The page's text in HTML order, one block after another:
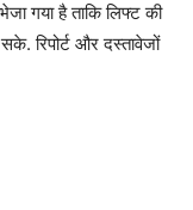
गया है ताकि लिफ्ट की
रिपोर्ट और दस्तावेजों